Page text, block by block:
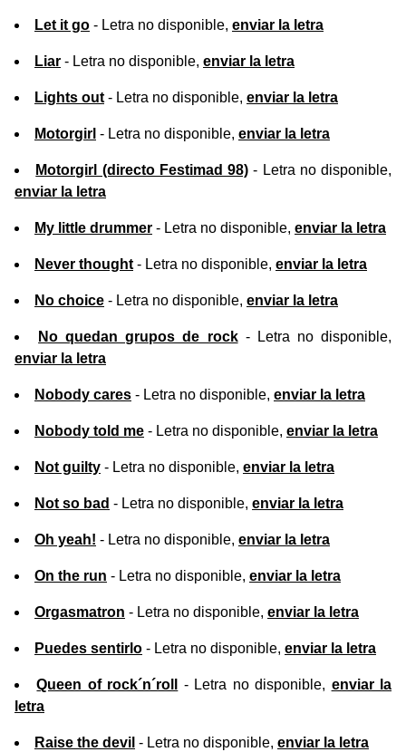
Let it go - Letra no disponible, enviar la letra
Liar - Letra no disponible, enviar la letra
Lights out - Letra no disponible, enviar la letra
Motorgirl - Letra no disponible, enviar la letra
Motorgirl (directo Festimad 98) - Letra no disponible,
enviar la letra
My little drummer - Letra no disponible, enviar la letra
Never thought - Letra no disponible, enviar la letra
No choice - Letra no disponible, enviar la letra
No quedan grupos de rock- Letra no disponible,
enviar la letra
Nobody cares - Letra no disponible, enviar la letra
Nobody told me - Letra no disponible, enviar la letra
Not guilty - Letra no disponible, enviar la letra
Not so bad - Letra no disponible, enviar la letra
Oh yeah! - Letra no disponible, enviar la letra
On the run - Letra no disponible, enviar la letra
Orgasmatron - Letra no disponible, enviar la letra
Puedes sentirlo - Letra no disponible, enviar la letra
Queen of rock´n´roll - Letra no disponible, enviar la
letra
Raise the devil - Letra no disponible, enviar la letra